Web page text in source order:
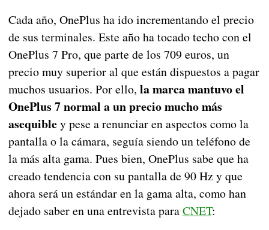
Cada año, OnePlus ha ido incrementando el precio
de sus terminales. Este año ha tocado techo con el
OnePlus 7 Pro, que parte de los 709 euros, un
precio muy superior al que están dispuestos a pagar
muchos usuarios. Por ello, la marca mantuvo el
OnePlus 7 normal a un precio mucho más
asequibley pese a renunciar en aspectos como la
pantalla o la cámara, seguía siendo un teléfono de
la más alta gama. Pues bien, OnePlus sabe que ha
creado tendencia con su pantalla de 90 Hz y que
ahora será un estándar en la gama alta, como han
dejado saber en una entrevista paraCNET: